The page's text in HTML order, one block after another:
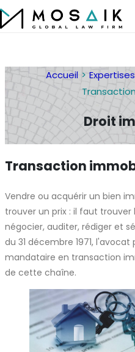
Accueil Expertises
Droit
Transaction
Vendre ou acquérir un bien
trouver un prix : il faut
négocier, auditer, rédiger et
du 31 décembre 1971,
mandataire en transaction
de cette chaîne.